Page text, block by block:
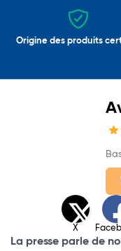
Origine des produits
X
La presse parle de